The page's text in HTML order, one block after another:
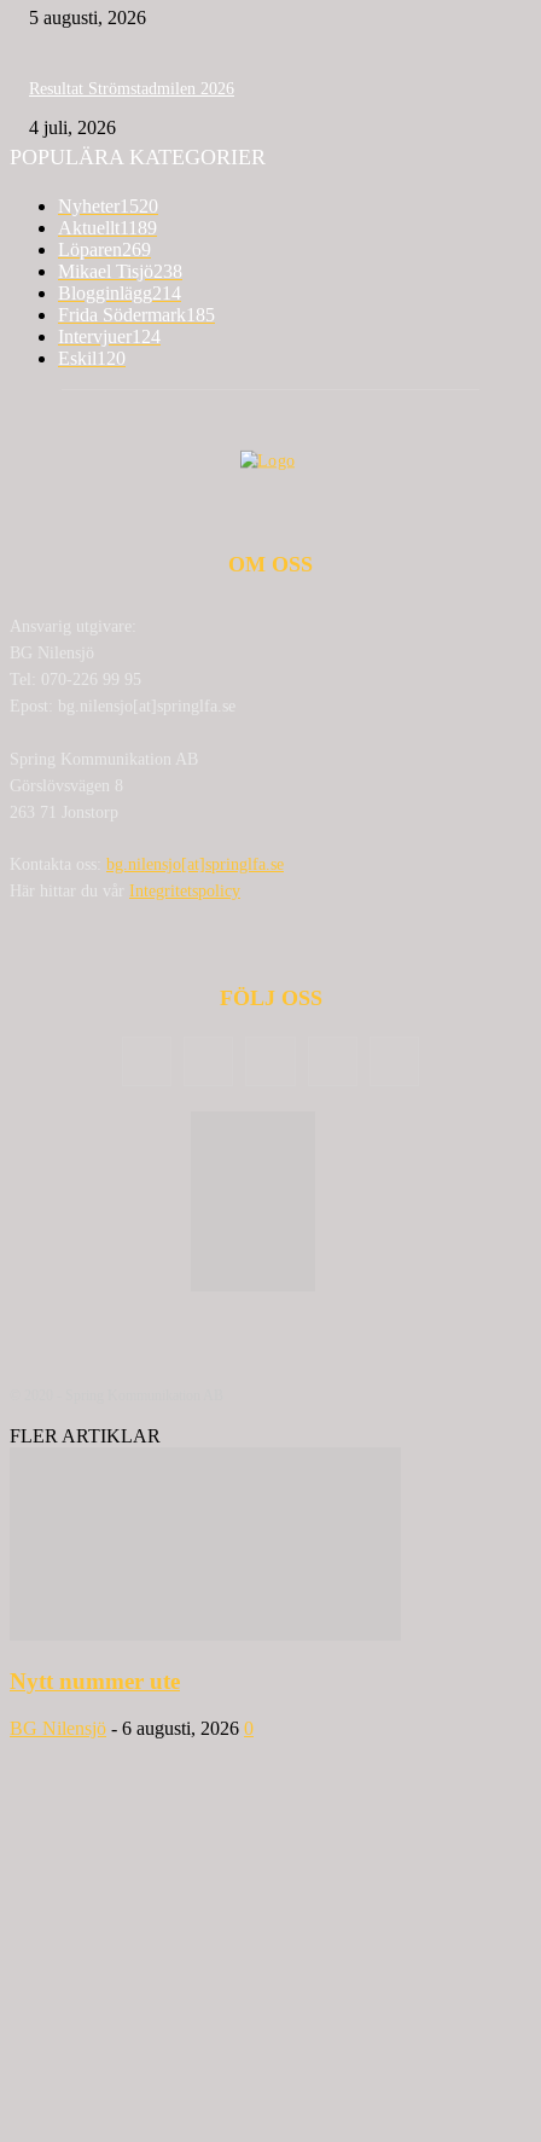
5 augusti, 2026
Resultat Strömstadmilen 2026
4 juli, 2026
POPULÄRA KATEGORIER
Nyheter1520
Aktuellt1189
Löparen269
Mikael Tisjö238
Blogginlägg214
Frida Södermark185
Intervjuer124
Eskil120
OM OSS
Ansvarig utgivare:
BG Nilensjö
Tel: 070-226 99 95
Epost: bg.nilensjo[at]springlfa.se
Spring Kommunikation AB
Görslövsvägen 8
263 71 Jonstorp
Kontakta oss: bg.nilensjo[at]springlfa.se
Här hittar du vår Integritetspolicy
FÖLJ OSS
FLER ARTIKLAR
Nytt nummer ute
BG Nilensjö - 6 augusti, 2026 0